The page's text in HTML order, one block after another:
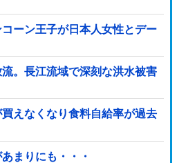
コーン王子が日本人女性とデー
。長江流域で深刻な洪水被害
買えなくなり食料自給率が過去
まりにも・・・